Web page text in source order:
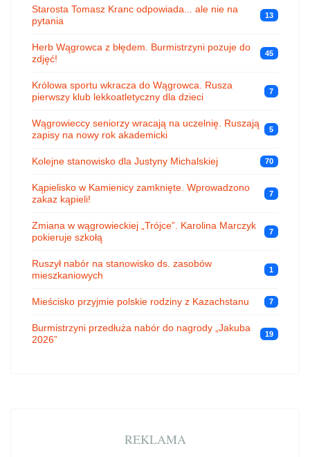
Starosta Tomasz Kranc odpowiada... ale nie na
pytania
13
Herb Wągrowca z błędem. Burmistrzyni pozuje do
zdjęć!
45
Królowa sportu wkracza do Wągrowca. Rusza
pierwszy klub lekkoatletyczny dla dzieci
7
Wągrowieccy seniorzy wracają na uczelnię. Ruszają
zapisy na nowy rok akademicki
5
Kolejne stanowisko dla Justyny Michalskiej 70
Kąpielisko w Kamienicy zamknięte. Wprowadzono
zakaz kąpieli!
7
Zmiana w wągrowieckiej „Trójce”. Karolina Marczyk
pokieruje szkołą
7
Ruszył nabór na stanowisko ds. zasobów
mieszkaniowych
1
Mieścisko przyjmie polskie rodziny z Kazachstanu 7
Burmistrzyni przedłuża nabór do nagrody „Jakuba
2026”
19
REKLAMA